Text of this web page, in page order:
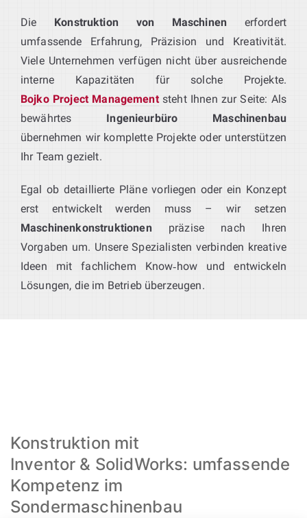
Die Konstruktion von Maschinen erfordert
umfassende Erfahrung, Präzision und Kreativität.
Viele Unternehmen verfügen nicht über ausreichende
interne Kapazitäten für solche Projekte.
Bojko Project Managementsteht Ihnen zur Seite: Als
bewährtes Ingenieurbüro Maschinenbau
übernehmen wir komplette Projekte oder unterstützen
Ihr Team gezielt.
Egal ob detaillierte Pläne vorliegen oder ein Konzept
erst entwickelt werden muss – wir setzen
Maschinenkonstruktionen präzise nach Ihren
Vorgaben um. Unsere Spezialisten verbinden kreative
Ideen mit fachlichem Know‑how und entwickeln
Lösungen, die im Betrieb überzeugen.
Konstruktion mit
Inventor & SolidWorks: umfassende
Kompetenz im
Sondermaschinenbau